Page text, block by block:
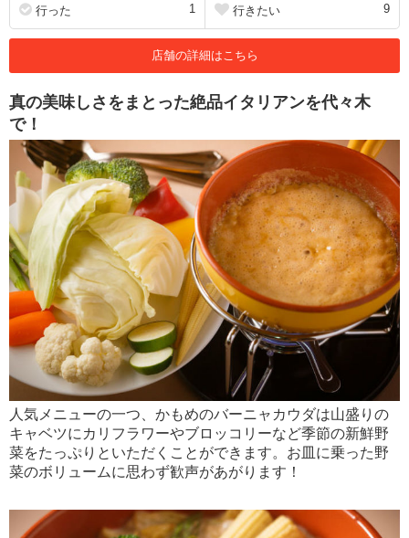
行った 1 行きたい 9
店舗の詳細はこちら
真の美味しさをまとった絶品イタリアンを代々木
で！
人気メニューの一つ、かもめのバーニャカウダは山盛りの
キャベツにカリフラワーやブロッコリーなど季節の新鮮野
菜をたっぷりといただくことができます。お皿に乗った野
菜のボリュームに思わず歓声があがります！